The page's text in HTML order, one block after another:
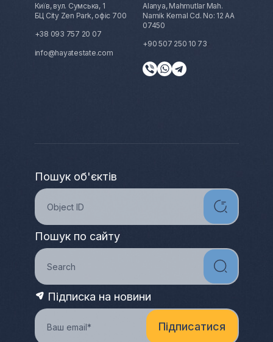
Київ, вул. Сумська, 1
БЦ City Zen Park, офіс 700
+38 093 757 20 07
info@hayatestate.com
Alanya, Mahmutlar Mah.
Namik Kemal Cd. No: 12 AA
07450
+90 507 250 10 73
Пошук об'єктів
Пошук по сайту
Підписка на новини